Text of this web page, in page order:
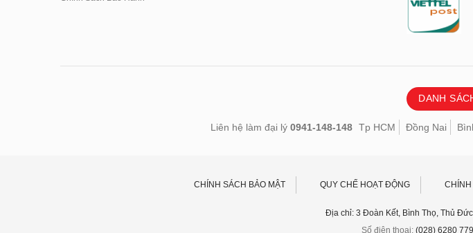
DANH
Liên hệ làm đại lý 0941-148-148 Tp HCM Đồng Nai
CHÍNH SÁCH BẢO MẬT QUY CHẾ HOẠT ĐỘNG CHÍNH
Địa chỉ: 3 Đoàn Kết, Bình Thọ, Thủ
Số điện thoại: (028) 6280